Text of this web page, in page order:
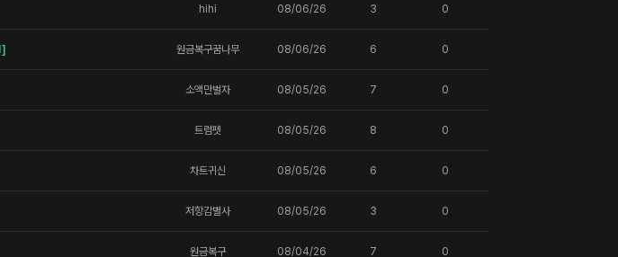
hihi 08/06/26 3 0
] 원금복구꿈나무 08/06/26 6 0
소액만벌자 08/05/26 7 0
트럼펫 08/05/26 8 0
차트귀신 08/05/26 6 0
저항감별사 08/05/26 3 0
원금복구 08/04/26 7 0